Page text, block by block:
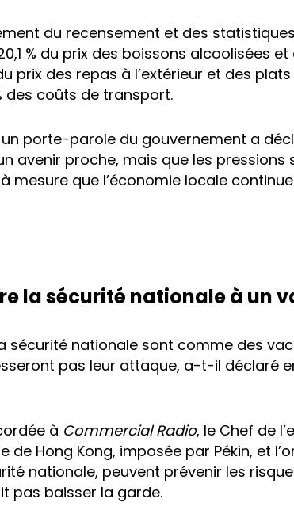
du recensement et des
% du prix des boissons alcoolisées
prix des repas à l’extérieur et des
des coûts de transport.
porte-parole du gouvernement a
avenir proche, mais que les pressions
mesure que l’économie locale
la sécurité nationale à un
sécurité nationale sont comme des
pas leur attaque, a-t-il déclaré
à Commercial Radio, le Chef de
de Hong Kong, imposée par Pékin, et
nationale, peuvent prévenir les
pas baisser la garde.